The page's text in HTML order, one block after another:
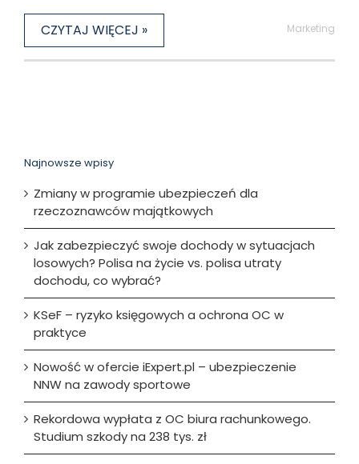
CZYTAJ WIĘCEJ » Marketing
Najnowsze wpisy
Zmiany w programie ubezpieczeń dla
rzeczoznawców majątkowych
Jak zabezpieczyć swoje dochody w sytuacjach
losowych? Polisa na życie vs. polisa utraty
dochodu, co wybrać?
KSeF – ryzyko księgowych a ochrona OC w
praktyce
Nowość w ofercie iExpert.pl – ubezpieczenie
NNW na zawody sportowe
Rekordowa wypłata z OC biura rachunkowego.
Studium szkody na 238 tys. zł